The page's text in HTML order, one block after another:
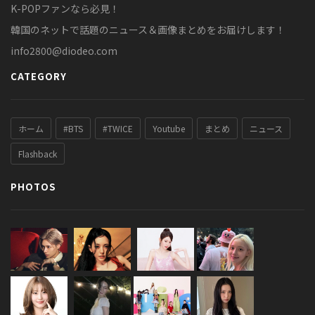
K-POPファンなら必見！
韓国のネットで話題のニュース＆画像まとめをお届けします！
info2800@diodeo.com
CATEGORY
ホーム #BTS #TWICE Youtube まとめ ニュース
Flashback
PHOTOS